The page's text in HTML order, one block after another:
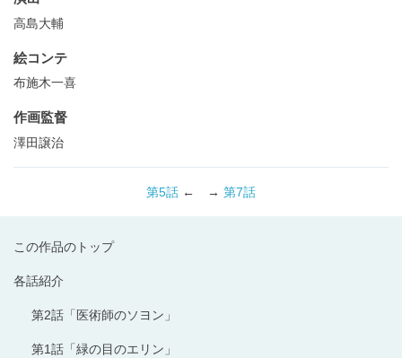
この作品のトップ
各話紹介
第2話「医術師のソヨン」
第1話「緑の目のエリン」
高島大輔
絵コンテ
布施木一喜
作画監督
澤田譲治
第5話 ← → 第7話